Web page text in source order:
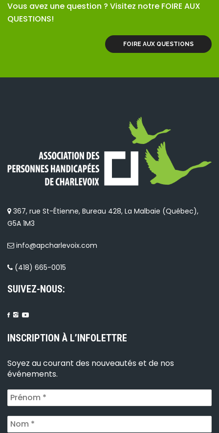
Vous avez une question ? Visitez notre FOIRE AUX
QUESTIONS!
FOIRE AUX QUESTIONS
367, rue St-Étienne, Bureau 428, La Malbaie (Québec),
G5A 1M3
info@apcharlevoix.com
(418) 665-0015
SUIVEZ-NOUS:
INSCRIPTION À L’INFOLETTRE
Soyez au courant des nouveautés et de nos
événements.